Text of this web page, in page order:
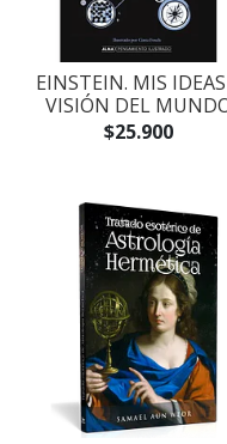
EINSTEIN. MIS
VISIÓN DEL
$25.900